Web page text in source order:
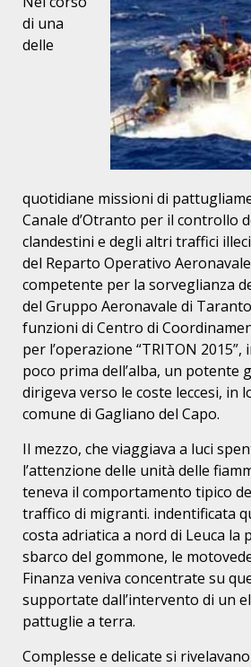
di una
delle
quotidiane missioni di
Canale d’Otranto per il controllo
clandestini e degli altri traffici
del Reparto Operativo
competente per la sorveglianza
del Gruppo Aeronavale di
funzioni di Centro di
per l’operazione “TRITON
poco prima dell’alba, un potente
dirigeva verso le coste leccesi, in
comune di Gagliano del Capo.
Il mezzo, che viaggiava a luci
l’attenzione delle unità delle
teneva il comportamento tipico
traffico di migranti. indentificata
costa adriatica a nord di Leuca la
sbarco del gommone, le
Finanza veniva concentrate su
supportate dall’intervento di un
pattuglie a terra.
Complesse e delicate si